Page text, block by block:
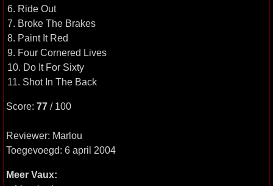
6. Ride Out
7. Broke The Brakes
8. Paint It Red
9. Four Cornered Lives
10. Do It For Sixty
11. Shot In The Back
Score: 77 / 100
Reviewer: Marlou
Toegevoegd: 6 april 2004
Meer Vaux: